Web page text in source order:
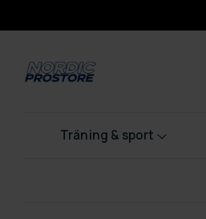
Träning & sport